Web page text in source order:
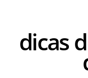
dicas